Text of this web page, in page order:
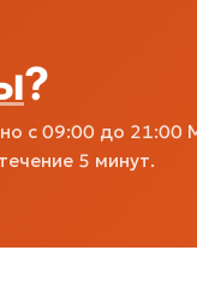
?
с 09:00 до 21:00
5 минут.